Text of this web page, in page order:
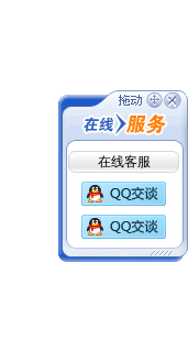
在线客服